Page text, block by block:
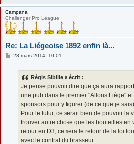
Campana
Challenger Pro League
Re: La Liégeoise 1892 enfin là...
M28 mars 2014, 10:01
Régis Sibille a écrit :
Je pense pouvoir dire que ça aura
une pub dans le premier "Allons Liège"
sponsors pour y figurer (de ce que je
Pour le futur, ce serait bien de pouvoir la
trouver autre chose que les bouteilles en
retour en D3, ce sera le retour de la loi
avec le contrat du brasseur.